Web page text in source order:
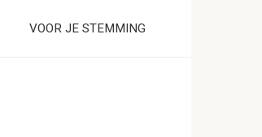
VOOR JE STEMMING